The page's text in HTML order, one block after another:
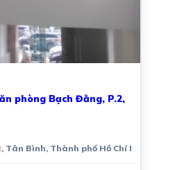
phòng Bạch Đằng, P.2,
Tân Bình, Thành phố Hồ Chí Minh,